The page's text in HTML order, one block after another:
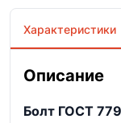
Характеристики
Описание
Болт ГОСТ